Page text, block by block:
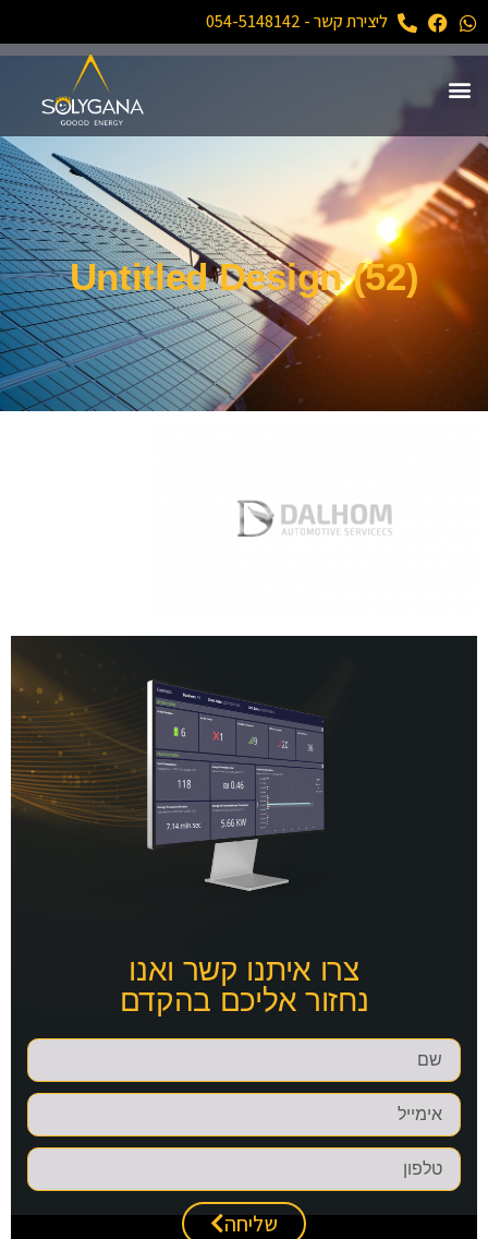
ליצירת קשר - 054-5148142
Untitled Design (52)
צרו איתנו קשר ואנו
נחזור אליכם בהקדם
שליחה